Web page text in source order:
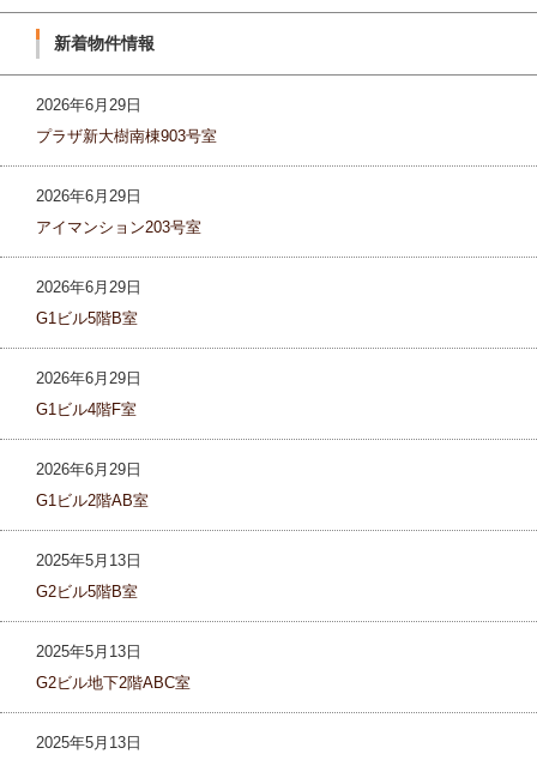
新着物件情報
2026年6月29日
プラザ新大樹南棟903号室
2026年6月29日
アイマンション203号室
2026年6月29日
G1ビル5階B室
2026年6月29日
G1ビル4階F室
2026年6月29日
G1ビル2階AB室
2025年5月13日
G2ビル5階B室
2025年5月13日
G2ビル地下2階ABC室
2025年5月13日